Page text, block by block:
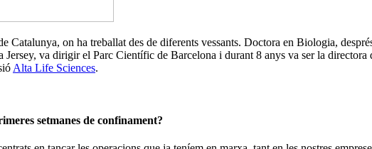
Catalunya, on ha treballat des de diferents vessants. Doctora en Biologia,
va dirigir el Parc Científic de Barcelona i durant 8 anys va ser la
Alta Life Sciences.
setmanes de confinament?